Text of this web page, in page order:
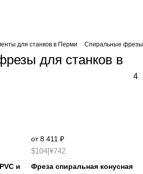
для станков в Перми Спиральные фрезы
для станков в
4
и
от 8 411 ₽
$104 ¥742
Фреза спиральная конусная